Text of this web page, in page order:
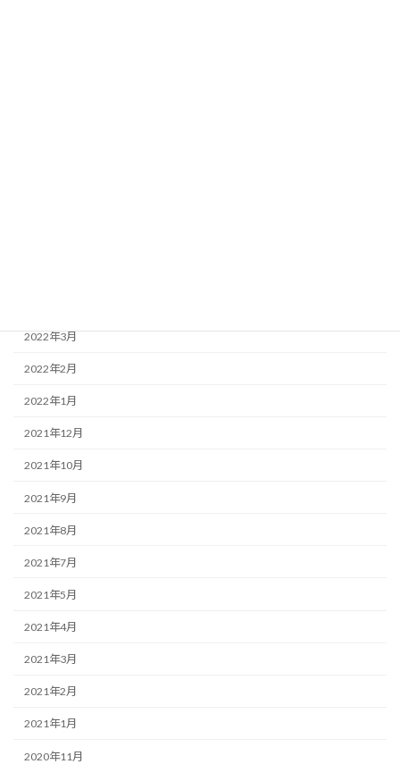
2022年3月
2022年2月
2022年1月
2021年12月
2021年10月
2021年9月
2021年8月
2021年7月
2021年5月
2021年4月
2021年3月
2021年2月
2021年1月
2020年11月